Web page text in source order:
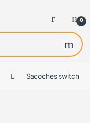
0
Sacoches switch